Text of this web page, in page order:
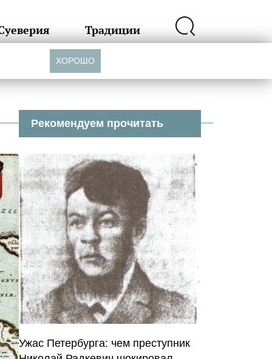
Традиции
Рекомендуем прочитать
Ужас Петербурга: чем преступник
ХОРОШО